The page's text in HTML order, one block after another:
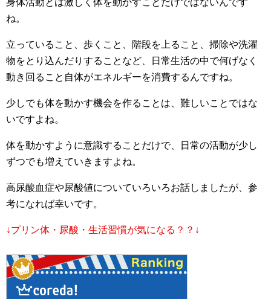
身体活動とは激しく体を動かすことだけではないんです
ね。
立っていること、歩くこと、階段を上ること、掃除や洗濯
物をとり込んだりすることなど、日常生活の中で何げなく
動き回ること自体がエネルギーを消費するんですね。
少しでも体を動かす機会を作ることは、難しいことではな
いですよね。
体を動かすように意識することだけで、日常の活動が少し
ずつでも増えていきますよね。
高尿酸血症や尿酸値についていろいろお話しましたが、参
考になれば幸いです。
↓プリン体・尿酸・生活習慣が気になる？？↓